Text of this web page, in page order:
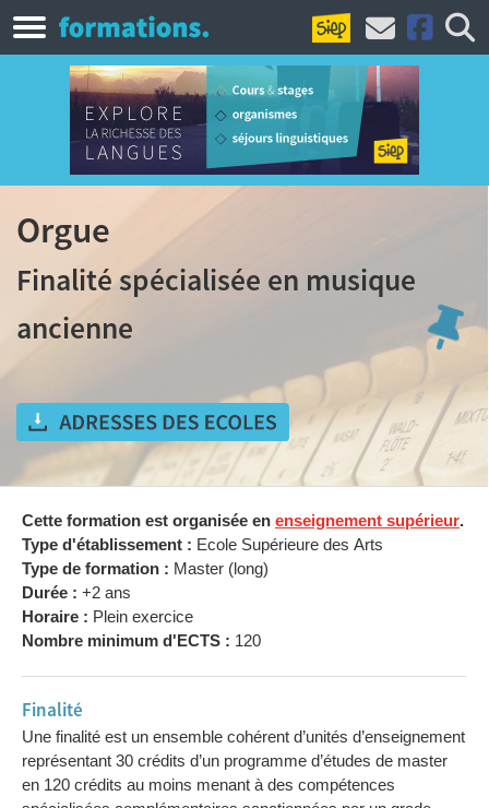
Orgue
Finalité spécialisée en musique
ancienne
Cette formation est organisée en enseignement supérieur.
Type d'établissement : Ecole Supérieure des Arts
Type de formation : Master (long)
Durée : +2 ans
Horaire : Plein exercice
Nombre minimum d'ECTS : 120
Finalité
Une finalité est un ensemble cohérent d’unités d’enseignement
représentant 30 crédits d’un programme d’études de master
en 120 crédits au moins menant à des compétences